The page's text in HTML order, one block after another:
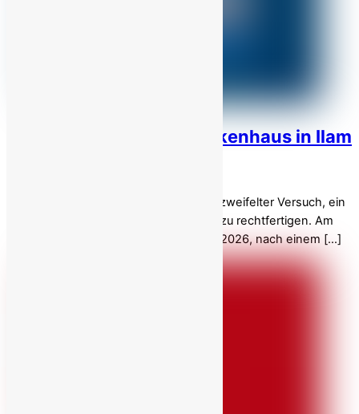
Iran: Verletzter aus Krankenhaus in Ilam
Landesweiter Aufstand – Nr. 27 Ein verzweifelter Versuch, ein
Verbrechen gegen die Menschlichkeit zu rechtfertigen. Am
Morgen des Dienstags, dem 6. Januar 2026, nach einem […]